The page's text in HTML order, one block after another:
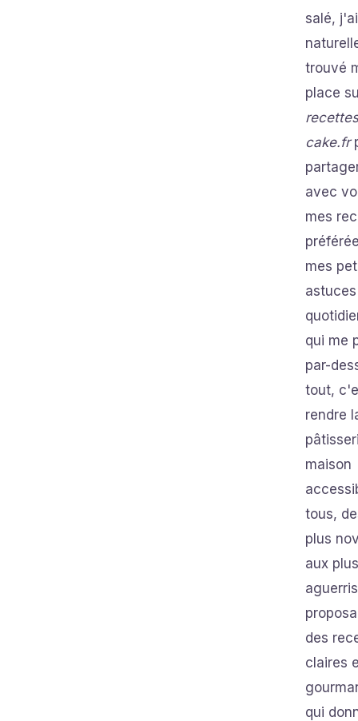
salé, j'ai
trouvé
place
cake.fr
avec
mes
mes
qui me
par-
tout,
rendre
maison
tous,
plus
aux plus
des
claires
qui